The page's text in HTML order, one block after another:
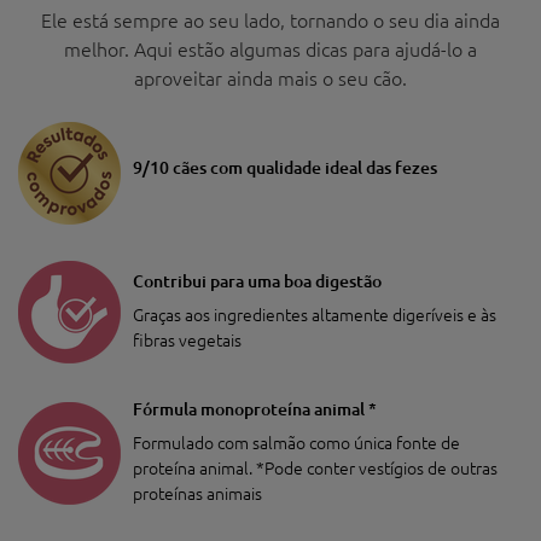
Ele está sempre ao seu lado, tornando o seu dia ainda
melhor. Aqui estão algumas dicas para ajudá-lo a
aproveitar ainda mais o seu cão.
9/10 cães com qualidade ideal das fezes
Contribui para uma boa digestão
Graças aos ingredientes altamente digeríveis e às
fibras vegetais
Fórmula monoproteína animal *
Formulado com salmão como única fonte de
proteína animal. *Pode conter vestígios de outras
proteínas animais